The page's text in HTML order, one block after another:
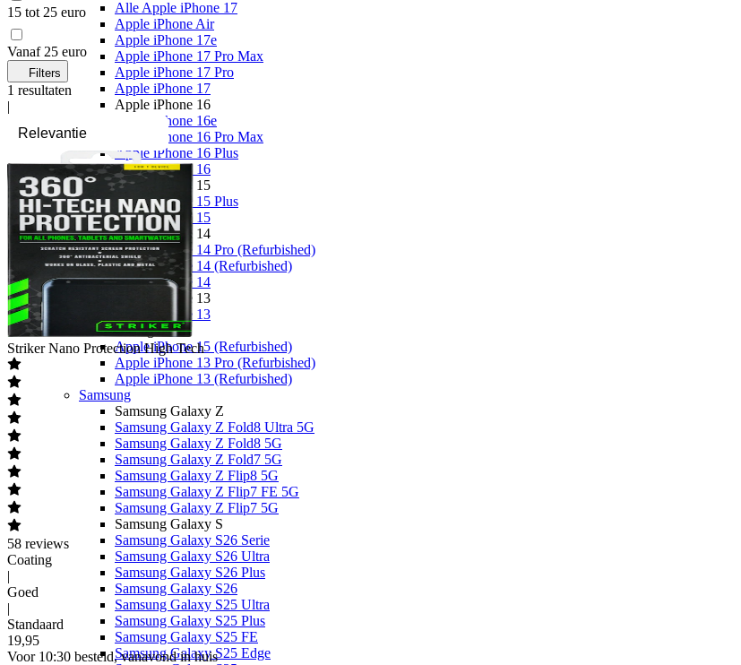
Alle Apple iPhone 17
Apple iPhone Air
Apple iPhone 17e
Apple iPhone 17 Pro Max
Apple iPhone 17 Pro
Apple iPhone 17
Apple iPhone 16
Apple iPhone 16e
Apple iPhone 16 Pro Max
Apple iPhone 16 Plus
Apple iPhone 16
Apple iPhone 15
Apple iPhone 15 Plus
Apple iPhone 15
Apple iPhone 14
Apple iPhone 14 Pro (Refurbished)
Apple iPhone 14 (Refurbished)
Apple iPhone 14
Apple iPhone 13
Apple iPhone 13
Overige
Apple iPhone 15 (Refurbished)
Apple iPhone 13 Pro (Refurbished)
Apple iPhone 13 (Refurbished)
Samsung
Samsung Galaxy Z
Samsung Galaxy Z Fold8 Ultra 5G
Samsung Galaxy Z Fold8 5G
Samsung Galaxy Z Fold7 5G
Samsung Galaxy Z Flip8 5G
Samsung Galaxy Z Flip7 FE 5G
Samsung Galaxy Z Flip7 5G
Samsung Galaxy S
Samsung Galaxy S26 Serie
Samsung Galaxy S26 Ultra
Samsung Galaxy S26 Plus
Samsung Galaxy S26
Samsung Galaxy S25 Ultra
Samsung Galaxy S25 Plus
Samsung Galaxy S25 FE
Samsung Galaxy S25 Edge
15 tot 25 euro
Vanaf 25 euro
Filters
1 resultaten
|
Striker Nano Protection High Tech
58 reviews
Coating
|
Goed
|
Standaard
19,95
Voor 10:30 besteld, vanavond in huis